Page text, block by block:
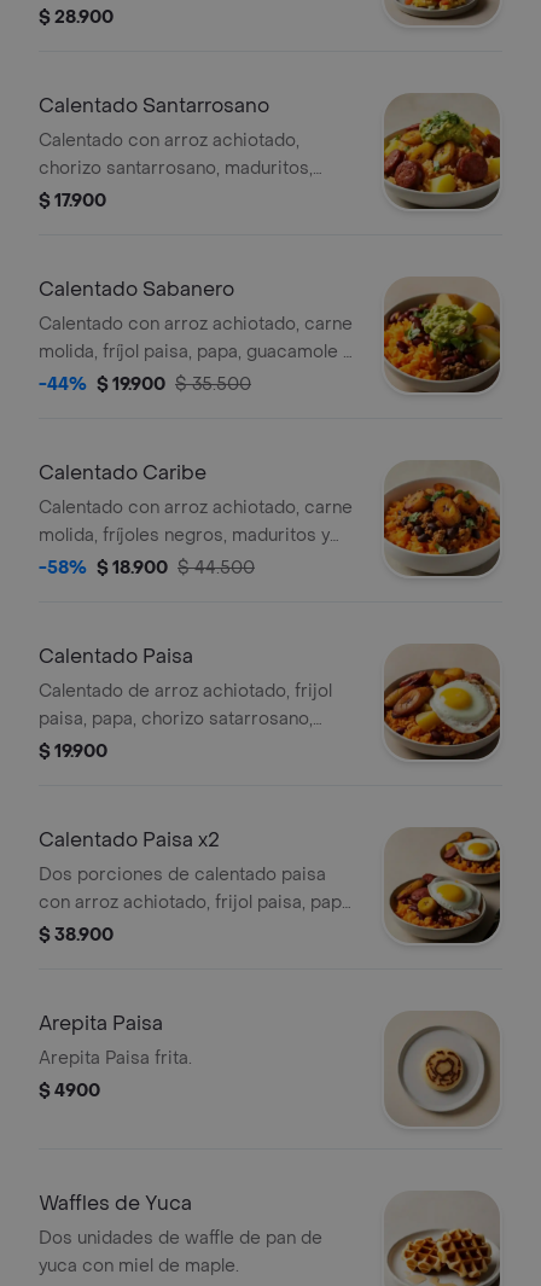
a elección.
$ 28.900
Calentado Santarrosano
Calentado con arroz achiotado,
chorizo santarrosano, maduritos,
papa, guacamole y cilantro.
$ 17.900
Calentado Sabanero
Calentado con arroz achiotado, carne
molida, fríjol paisa, papa, guacamole y
cilantro.
-44% $ 19.900 $ 35.500
Calentado Caribe
Calentado con arroz achiotado, carne
molida, fríjoles negros, maduritos y
cilantro.
-58% $ 18.900 $ 44.500
Calentado Paisa
Calentado de arroz achiotado, frijol
paisa, papa, chorizo satarrosano,
maduritos y huevo frito.
$ 19.900
Calentado Paisa x2
Dos porciones de calentado paisa
con arroz achiotado, frijol paisa, papa,
chorizo satarrosano, maduritos y
$ 38.900
Arepita Paisa
Arepita Paisa frita.
$ 4900
Waffles de Yuca
Dos unidades de waffle de pan de
yuca con miel de maple.